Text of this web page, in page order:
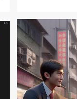
CHINOIS ÉTAT
MENTALITÉ